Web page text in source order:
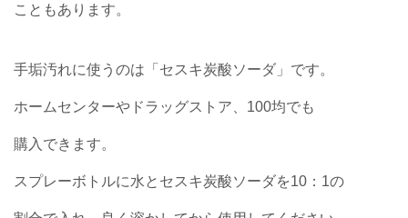
こともあります。
手垢汚れに使うのは「セスキ炭酸ソーダ」です。
ホームセンターやドラッグストア、100均でも
購入できます。
スプレーボトルに水とセスキ炭酸ソーダを10：1の